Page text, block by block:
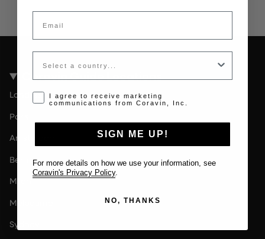
Coravin Guide Locations
Londres
Paris
Amsterdam
Berlin
Milan
Melbourne
Sydney
Email
Country
Opt-in disclaimer
I agree to receive marketing
communications from Coravin, Inc.
SIGN ME UP!
For more details on how we use your information, see
Coravin's Privacy Policy.
NO, THANKS